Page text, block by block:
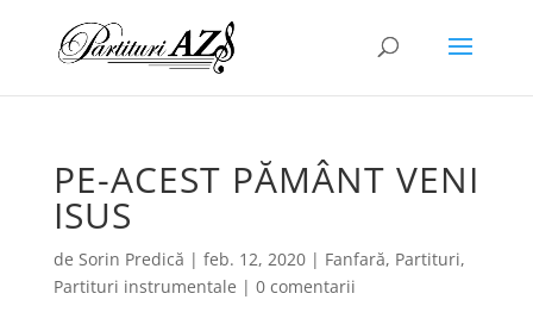
PE-ACEST PĂMÂNT VENI
ISUS
de Sorin Predică | feb. 12, 2020| Fanfară, Partituri,
Partituri instrumentale | 0 comentarii